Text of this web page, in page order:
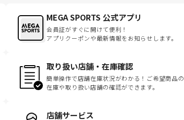
MEGA SPORTS 公式アプリ
会員証がすぐに開けて便利！
アプリクーポンや最新情報をお知らせします。
取り扱い店舗・在庫確認
簡単操作で店舗在庫状況がわかる！ご希望商品の
在庫や取り扱い店舗の確認ができます。
店舗サービス